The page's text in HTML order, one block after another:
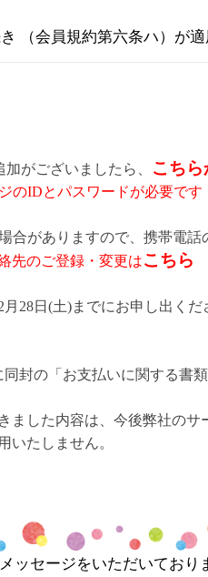
（会員規約第六条ハ）が適
がございましたら、
こち
のIDとパスワードが必要です
合がありますので、携帯電話
先のご登録・変更はこちら
28日(土)までにお申し出くだ
封の「お支払いに関する書
ました内容は、今後弊社のサ
いたしません。
ッセージをいただいており